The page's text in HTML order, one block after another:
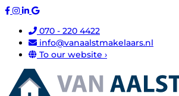
070 - 220 4422
info@vanaalstmakelaars.nl
To our website ›